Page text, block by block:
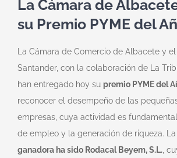
La Cámara de
su Premio PYME del
La Cámara de Comercio de Albacete y
Santander, con la colaboración de La
han entregado hoy su premio PYME del
reconocer el desempeño de las
empresas, cuya actividad es
de empleo y la generación de riqueza. La
ganadora ha sido Rodacal Beyem, S.L.,